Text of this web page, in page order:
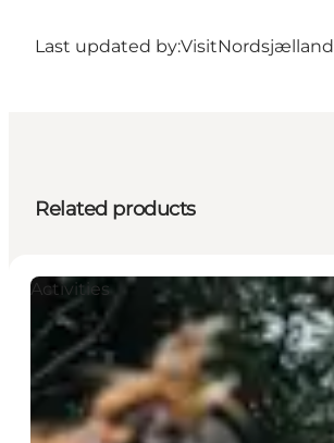
Last updated by:VisitNordsjælland
Related products
Activities